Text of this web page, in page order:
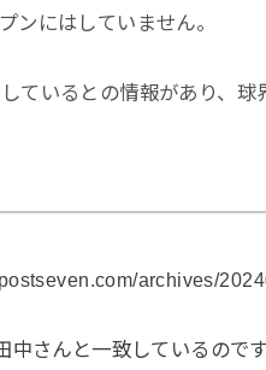
ンにはしていません。
ているとの情報があり、
archives/
さんと一致しているのです